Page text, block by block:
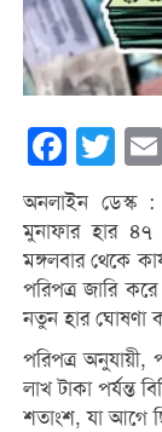
Facebook
Twitter
অনলাইন ডেস্ক :
মুনাফার হার
মঙ্গলবার থেকে
পরিপত্র জারি করে
নতুন হার ঘোষণা
পরিপত্র অনুযায়ী,
লাখ টাকা পর্যন্ত
শতাংশ, যা আগে